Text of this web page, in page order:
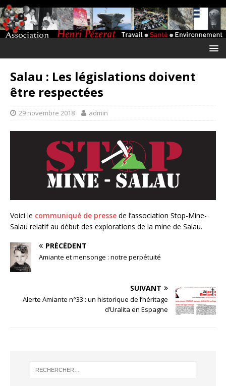
Salau : Les législations doivent
être respectées
29 novembre 2018 admin
Voici le communiqué de presse de l’association Stop-Mine-
Salau relatif au début des explorations de la mine de Salau.
PRÉCÉDENT
Amiante et mensonge : notre perpétuité
SUIVANT
Alerte Amiante n°33 : un historique de l’héritage
d’Uralita en Espagne